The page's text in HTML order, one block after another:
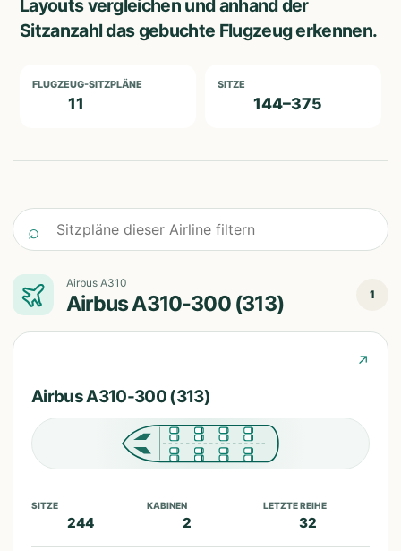
Layouts vergleichen und anhand der
Sitzanzahl das gebuchte Flugzeug erkennen.
FLUGZEUG-SITZPLÄNE
11
SITZE
144–375
⌕
Sitzpläne dieser Airline filtern
Airbus A310
Airbus A310-300 (313) 1
↗
Airbus A310-300 (313)
SITZE
244
KABINEN
2
LETZTE REIHE
32